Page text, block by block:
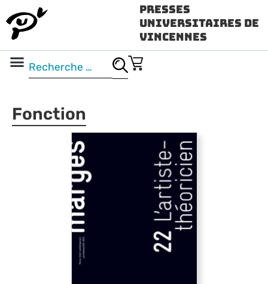
Presses
Universitaires de
Vincennes
Fonction